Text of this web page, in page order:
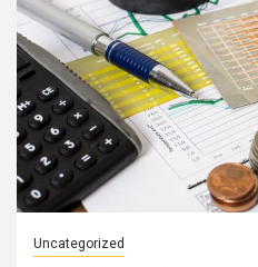
Uncategorized